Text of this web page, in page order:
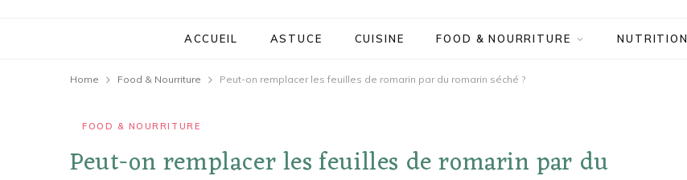
ACCUEIL ASTUCE CUISINE FOOD & NOURRITURE NUTRITION
Home Food & Nourriture Peut-on remplacer les feuilles de romarin par du romarin séché ?
FOOD & NOURRITURE
Peut-on remplacer les feuilles de romarin par du